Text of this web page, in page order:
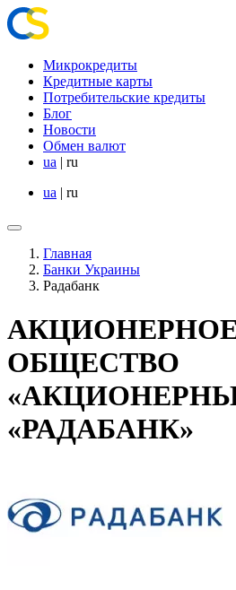
Микрокредиты
Кредитные карты
Потребительские кредиты
Блог
Новости
Обмен валют
ua | ru
ua | ru
Главная
Банки Украины
Радабанк
ОБЩЕСТВО
«РАДАБАНК»